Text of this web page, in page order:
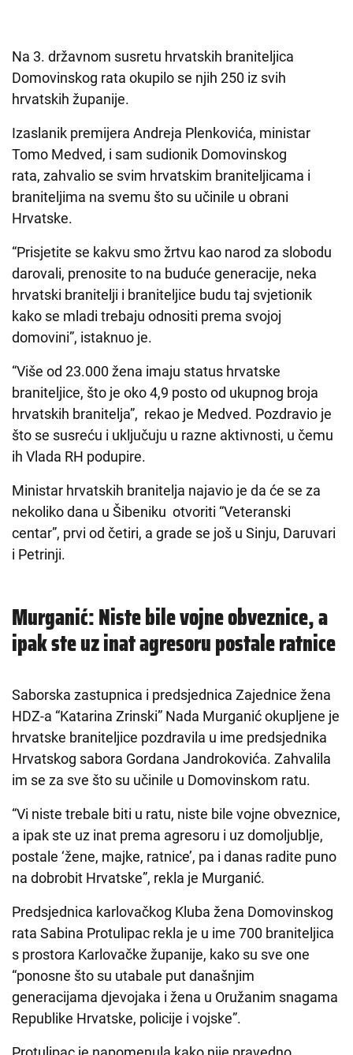
Na 3. državnom susretu hrvatskih braniteljica
Domovinskog rata okupilo se njih 250 iz svih
hrvatskih županije.
Izaslanik premijera Andreja Plenkovića, ministar
Tomo Medved, i sam sudionik Domovinskog
rata, zahvalio se svim hrvatskim braniteljicama i
braniteljima na svemu što su učinile u obrani
Hrvatske.
“Prisjetite se kakvu smo žrtvu kao narod za slobodu
darovali, prenosite to na buduće generacije, neka
hrvatski branitelji i braniteljice budu taj svjetionik
kako se mladi trebaju odnositi prema svojoj
domovini”, istaknuo je.
“Više od 23.000 žena imaju status hrvatske
braniteljice, što je oko 4,9 posto od ukupnog broja
hrvatskih branitelja”, rekao je Medved. Pozdravio je
što se susreću i uključuju u razne aktivnosti, u čemu
ih Vlada RH podupire.
Ministar hrvatskih branitelja najavio je da će se za
nekoliko dana u Šibeniku otvoriti “Veteranski
centar”, prvi od četiri, a grade se još u Sinju, Daruvari
i Petrinji.
Murganić: Niste bile vojne obveznice, a
ipak ste uz inat agresoru postale ratnice
Saborska zastupnica i predsjednica Zajednice žena
HDZ-a “Katarina Zrinski” Nada Murganić okupljene je
hrvatske braniteljice pozdravila u ime predsjednika
Hrvatskog sabora Gordana Jandrokovića. Zahvalila
im se za sve što su učinile u Domovinskom ratu.
“Vi niste trebale biti u ratu, niste bile vojne obveznice,
a ipak ste uz inat prema agresoru i uz domoljublje,
postale ‘žene, majke, ratnice’, pa i danas radite puno
na dobrobit Hrvatske”, rekla je Murganić.
Predsjednica karlovačkog Kluba žena Domovinskog
rata Sabina Protulipac rekla je u ime 700 braniteljica
s prostora Karlovačke županije, kako su sve one
“ponosne što su utabale put današnjim
generacijama djevojaka i žena u Oružanim snagama
Republike Hrvatske, policije i vojske”.